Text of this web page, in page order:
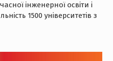
інженерної освіти і
1500 університетів з